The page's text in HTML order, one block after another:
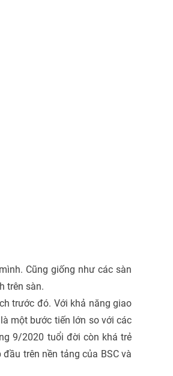
Cũng giống như các sàn
trên sàn.
trước đó. Với khả năng giao
một bước tiến lớn so với các
9/2020 tuổi đời còn khá trẻ
trên nền tảng của BSC và